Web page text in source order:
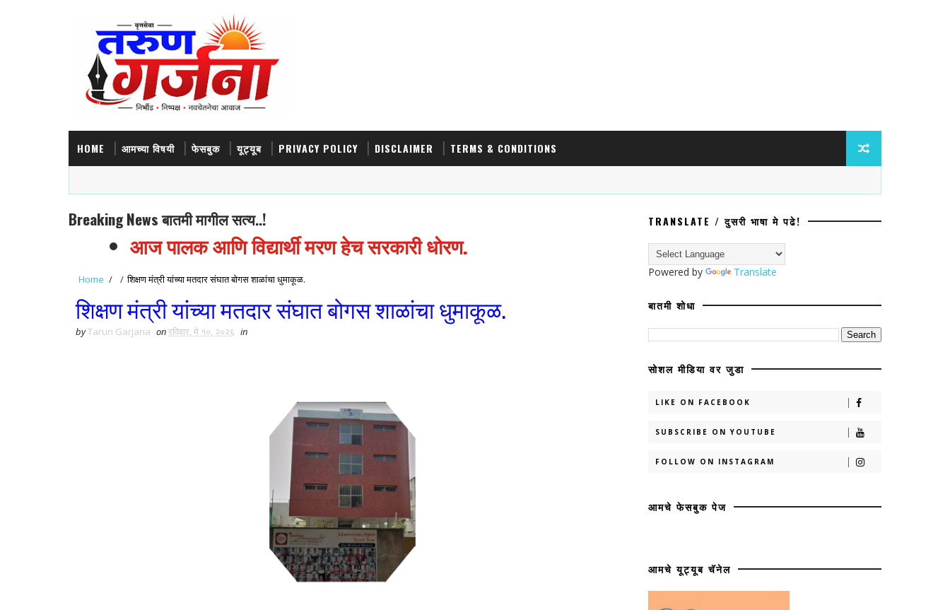
HOME आमच्या विषयी फेसबुक यूट्यूब PRIVACY POLICY DISCLAIMER TERMS & CONDITIONS
Breaking News बातमी मागील सत्य..!
आज पालक आणि विद्यार्थी मरण हेच सरकारी धोरण.
Home / / शिक्षण मंत्री यांच्या मतदार संघात बोगस शाळांचा धुमाकूळ.
शिक्षण मंत्री यांच्या मतदार संघात बोगस शाळांचा धुमाकूळ.
byTarun Garjana onरविवार, मे १०, २०२६ in
TRANSLATE / दुसरी भाषा मे पढे!
Powered by Translate
बातमी शोधा
सोशल मीडिया वर जुडा
LIKE ON FACEBOOK
SUBSCRIBE ON YOUTUBE
FOLLOW ON INSTAGRAM
आमचे फेसबुक पेज
आमचे यूट्यूब चॅनेल